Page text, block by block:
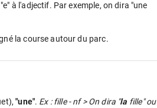
à l'adjectif. Par exemple, on dira "une
la course autour du parc.
"une". Ex : fille - nf > On dira "la fille" ou